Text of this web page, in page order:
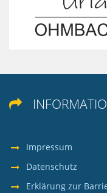

Impressum
Datenschutz
Erklärung zur